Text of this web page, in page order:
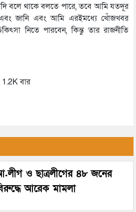
বলে থাকে বলতে পারে, তবে আমি যতদূর
জানি এবং আমি এরইমধ্যে খোঁজখবর
নিতে পারবেন, কিন্তু তার রাজনীতি
1.2K বার
ও ছাত্রলীগের ৪৮ জনের
আরেক মামলা